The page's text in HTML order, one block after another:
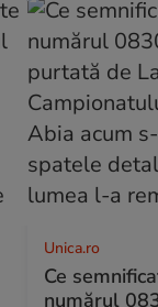
Unica.ro
Ce
numărul